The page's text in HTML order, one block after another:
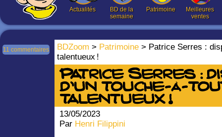
Actualités
BD de la
semaine
Patrimoine
Meilleures
ventes
BDZoom > Patrimoine > Patrice Serres :
talentueux !
11 commentaires
Patrice Serres :
d’un touche-à-
talentueux !
13/05/2023
Par Henri Filippini